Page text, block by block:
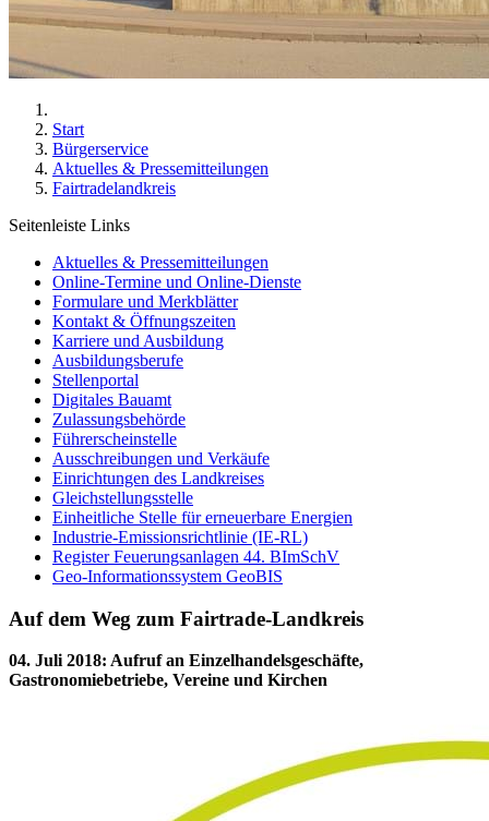
Start
Bürgerservice
Aktuelles & Pressemitteilungen
Fairtradelandkreis
Seitenleiste Links
Aktuelles & Pressemitteilungen
Online-Termine und Online-Dienste
Formulare und Merkblätter
Kontakt & Öffnungszeiten
Karriere und Ausbildung
Ausbildungsberufe
Stellenportal
Digitales Bauamt
Zulassungsbehörde
Führerscheinstelle
Ausschreibungen und Verkäufe
Einrichtungen des Landkreises
Gleichstellungsstelle
Einheitliche Stelle für erneuerbare Energien
Industrie-Emissionsrichtlinie (IE-RL)
Register Feuerungsanlagen 44. BImSchV
Geo-Informationssystem GeoBIS
Auf dem Weg zum Fairtrade-Landkreis
04. Juli 2018: Aufruf an Einzelhandelsgeschäfte,
Gastronomiebetriebe, Vereine und Kirchen